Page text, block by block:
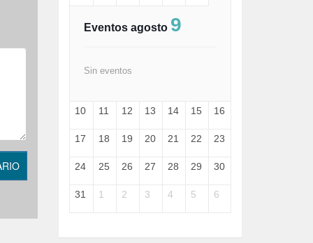
FELICIDAD (1)
FRANCISCO (5)
HUGO ZÁRATE (30)
I A (2)
INDEPENDENCIA (15)
INTELIGENCIA ARTIFICIAL (1)
Eventos agosto 9
Sin eventos
10 11 12 13 14 15 16
17 18 19 20 21 22 23
24 25 26 27 28 29 30
31 1 2 3 4 5 6